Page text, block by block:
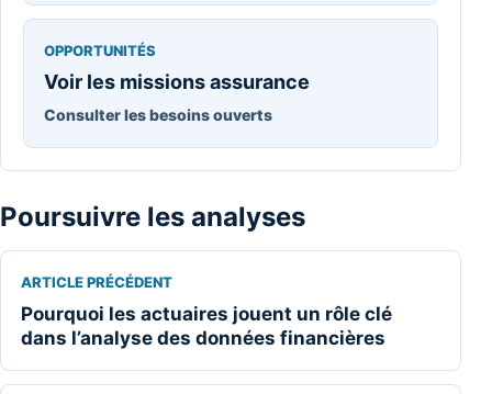
OPPORTUNITÉS
Voir les missions assurance
Consulter les besoins ouverts
Poursuivre les analyses
ARTICLE PRÉCÉDENT
Pourquoi les actuaires jouent un rôle clé
dans l’analyse des données financières